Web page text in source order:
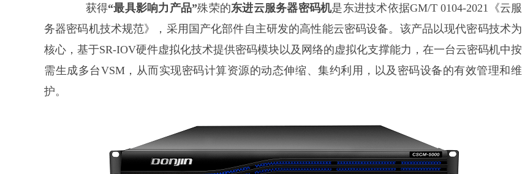
获得“最具影响力产品”殊荣的东进云服务器密码机是东进技术依据GM/T 0104-2021《云服
务器密码机技术规范》，采用国产化部件自主研发的高性能云密码设备。该产品以现代密码技术为
核心，基于SR-IOV硬件虚拟化技术提供密码模块以及网络的虚拟化支撑能力，在一台云密码机中按
需生成多台VSM，从而实现密码计算资源的动态伸缩、集约利用，以及密码设备的有效管理和维
护。